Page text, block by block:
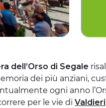
dell’Orso di Segale
dei più anziani,
ogni anno
per le vie di Valdieri